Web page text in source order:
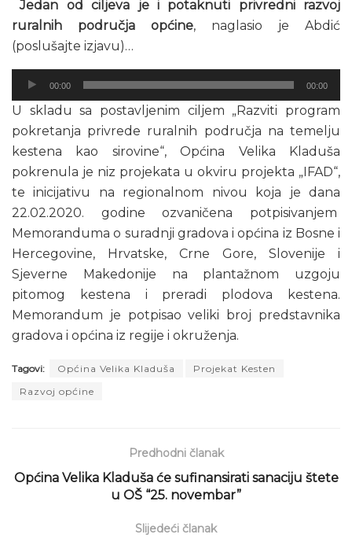
Jedan od ciljeva je i potaknuti privredni razvoj
ruralnih područja općine, naglasio je Abdić
(poslušajte izjavu)…
Audio
Player
00:00 00:00
U skladu sa postavljenim ciljem „Razviti program
pokretanja privrede ruralnih područja na temelju
kestena kao sirovine“, Općina Velika Kladuša
pokrenula je niz projekata u okviru projekta „IFAD“,
te inicijativu na regionalnom nivou koja je dana
22.02.2020. godine ozvaničena potpisivanjem
Memoranduma o suradnji gradova i općina iz Bosne i
Hercegovine, Hrvatske, Crne Gore, Slovenije i
Sjeverne Makedonije na plantažnom uzgoju
pitomog kestena i preradi plodova kestena.
Memorandum je potpisao veliki broj predstavnika
gradova i općina iz regije i okruženja.
Tagovi: Općina Velika Kladuša
Projekat Kesten
Razvoj općine
Predhodni članak
Općina Velika Kladuša će sufinansirati sanaciju štete
u OŠ “25. novembar”
Slijedeći članak